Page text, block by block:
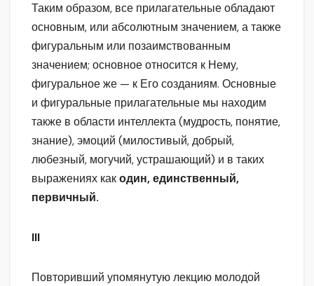
Таким образом, все прилагательные обладают
основным, или абсолютным значением, а также
фигуральным или позаимствованным
значением; основное относится к Нему,
фигуральное же — к Его созданиям. Основные
и фигуральные прилагательные мы находим
также в области интеллекта (мудрость, понятие,
знание), эмоций (милостивый, добрый,
любезный, могучий, устрашающий) и в таких
выражениях какодин, единственный,
первичный.
III
Повторивший упомянутую лекцию молодой